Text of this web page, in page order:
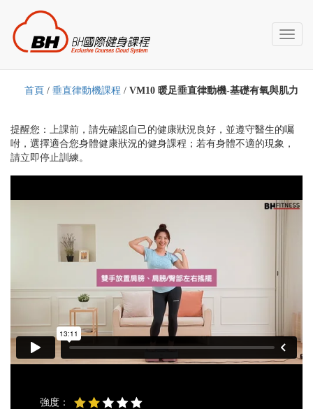
Toggle
首頁 / 垂直律動機課程 / VM10 暖足垂直律動機-基礎有氧與肌力
提醒您：上課前，請先確認自己的健康狀況良好，並遵守醫生的囑
咐，選擇適合您身體健康狀況的健身課程；若有身體不適的現象，
請立即停止訓練。
強度：